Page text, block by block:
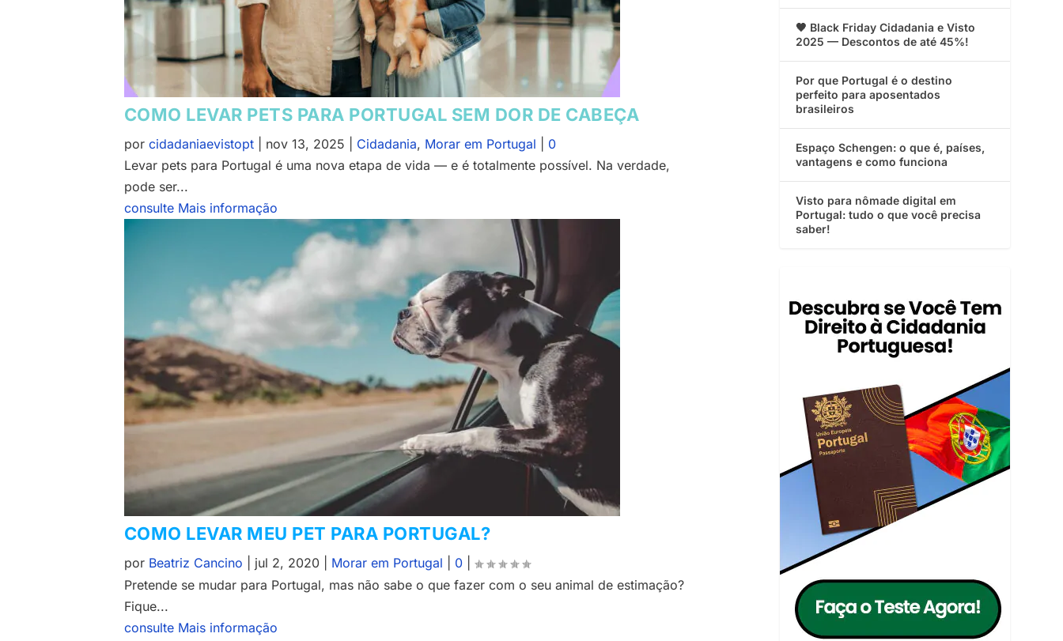
COMO LEVAR PETS PARA PORTUGAL SEM DOR DE CABEÇA
por cidadaniaevistopt| nov 13, 2025 Cidadania, Morar em Portugal
0
Levar pets para Portugal é uma nova etapa de vida — e é totalmente possível. Na verdade,
pode ser...
consulte Mais informação
COMO LEVAR MEU PET PARA PORTUGAL?
por Beatriz Cancino jul 2, 2020 Morar em Portugal 0
Pretende se mudar para Portugal, mas não sabe o que fazer com o seu animal de estimação?
Fique...
consulte Mais informação
🖤 Black Friday Cidadania e Visto
2025 — Descontos de até 45%!
Por que Portugal é o destino
perfeito para aposentados
brasileiros
Espaço Schengen: o que é, países,
vantagens e como funciona
Visto para nômade digital em
Portugal: tudo o que você precisa
saber!